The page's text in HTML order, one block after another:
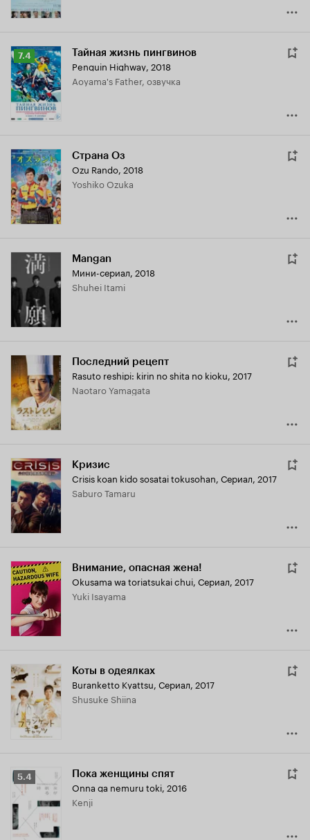
Рейтинг
Кинопоиска
7.4
7.4 Тайная жизнь пингвинов
Penguin Highway, 2018
Aoyama's Father, озвучка
Страна Оз
Ozu Rando, 2018
Yoshiko Ozuka
Mangan
Мини-сериал, 2018
Shuhei Itami
Последний рецепт
Rasuto reshipi: kirin no shita no kioku, 2017
Naotaro Yamagata
Кризис
Crisis koan kido sosatai tokusohan, Сериал, 2017
Saburo Tamaru
Внимание, опасная жена!
Okusama wa toriatsukai chui, Сериал, 2017
Yuki Isayama
Коты в одеялках
Buranketto Kyattsu, Сериал, 2017
Shusuke Shiina
Рейтинг
Кинопоиска
5.4
5.4 Пока женщины спят
Onna ga nemuru toki, 2016
Kenji